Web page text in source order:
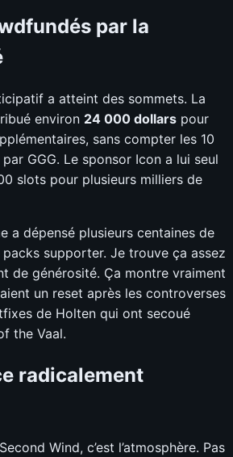
par la
a atteint des sommets. La
environ 24 000 dollars pour
sans compter les 10
GGG. Le sponsor Icon a lui seul
slots pour plusieurs milliers de
a dépensé plusieurs centaines de
supporter. Je trouve ça assez
de générosité. Ça montre vraiment
un reset après les controverses
de Holten qui ont secoué
the Vaal.
radicalement
Wind, c’est l’atmosphère. Pas